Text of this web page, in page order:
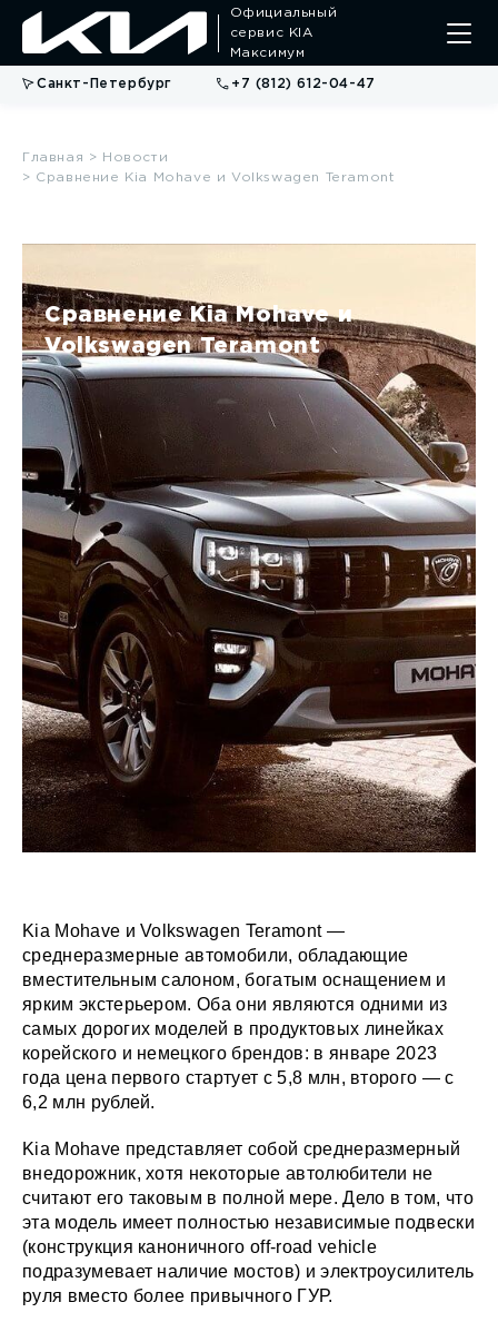
Официальный
сервис KIA
Максимум
Санкт-Петербург +7 (812) 612-04-47
Главная
> Новости
> Сравнение Kia Mohave и Volkswagen Teramont
Сравнение Kia Mohave и
Volkswagen Teramont
Kia Mohave и Volkswagen Teramont —
среднеразмерные автомобили, обладающие
вместительным салоном, богатым оснащением и
ярким экстерьером. Оба они являются одними из
самых дорогих моделей в продуктовых линейках
корейского и немецкого брендов: в январе 2023
года цена первого стартует с 5,8 млн, второго — с
6,2 млн рублей.
Kia Mohave представляет собой среднеразмерный
внедорожник, хотя некоторые автолюбители не
считают его таковым в полной мере. Дело в том, что
эта модель имеет полностью независимые подвески
(конструкция каноничного off-road vehicle
подразумевает наличие мостов) и электроусилитель
руля вместо более привычного ГУР.